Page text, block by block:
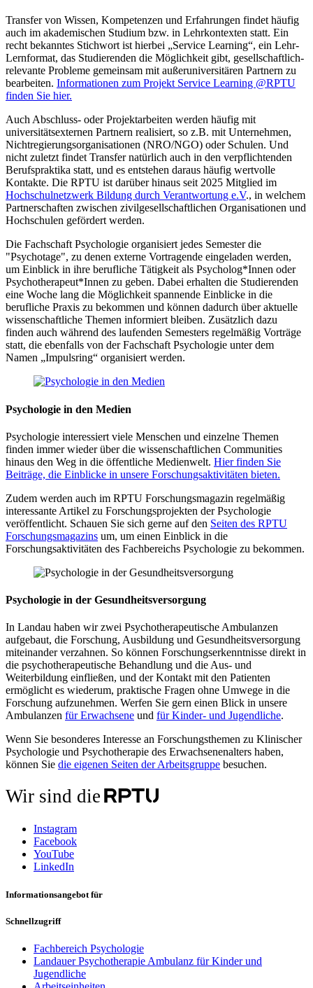
Transfer von Wissen, Kompetenzen und Erfahrungen findet häufig
auch im akademischen Studium bzw. in Lehrkontexten statt. Ein
recht bekanntes Stichwort ist hierbei „Service Learning“, ein Lehr-
Lernformat, das Studierenden die Möglichkeit gibt, gesellschaftlich-
relevante Probleme gemeinsam mit außeruniversitären Partnern zu
bearbeiten. Informationen zum Projekt Service Learning @RPTU
finden Sie hier.
Auch Abschluss- oder Projektarbeiten werden häufig mit
universitätsexternen Partnern realisiert, so z.B. mit Unternehmen,
Nichtregierungsorganisationen (NRO/NGO) oder Schulen. Und
nicht zuletzt findet Transfer natürlich auch in den verpflichtenden
Berufspraktika statt, und es entstehen daraus häufig wertvolle
Kontakte. Die RPTU ist darüber hinaus seit 2025 Mitglied im
Hochschulnetzwerk Bildung durch Verantwortung e.V., in welchem
Partnerschaften zwischen zivilgesellschaftlichen Organisationen und
Hochschulen gefördert werden.
Die Fachschaft Psychologie organisiert jedes Semester die
"Psychotage", zu denen externe Vortragende eingeladen werden,
um Einblick in ihre berufliche Tätigkeit als Psycholog*Innen oder
Psychotherapeut*Innen zu geben. Dabei erhalten die Studierenden
eine Woche lang die Möglichkeit spannende Einblicke in die
berufliche Praxis zu bekommen und können dadurch über aktuelle
wissenschaftliche Themen informiert bleiben. Zusätzlich dazu
finden auch während des laufenden Semesters regelmäßig Vorträge
statt, die ebenfalls von der Fachschaft Psychologie unter dem
Namen „Impulsring“ organisiert werden.
Psychologie in den Medien
Psychologie interessiert viele Menschen und einzelne Themen
finden immer wieder über die wissenschaftlichen Communities
hinaus den Weg in die öffentliche Medienwelt. Hier finden Sie
Beiträge, die Einblicke in unsere Forschungsaktivitäten bieten.
Zudem werden auch im RPTU Forschungsmagazin regelmäßig
interessante Artikel zu Forschungsprojekten der Psychologie
veröffentlicht. Schauen Sie sich gerne auf den Seiten des RPTU
Forschungsmagazins um, um einen Einblick in die
Forschungsaktivitäten des Fachbereichs Psychologie zu bekommen.
Psychologie in der Gesundheitsversorgung
In Landau haben wir zwei Psychotherapeutische Ambulanzen
aufgebaut, die Forschung, Ausbildung und Gesundheitsversorgung
miteinander verzahnen. So können Forschungserkenntnisse direkt in
die psychotherapeutische Behandlung und die Aus- und
Weiterbildung einfließen, und der Kontakt mit den Patienten
ermöglicht es wiederum, praktische Fragen ohne Umwege in die
Forschung aufzunehmen. Werfen Sie gern einen Blick in unsere
Ambulanzen für Erwachsene und für Kinder- und Jugendliche.
Wenn Sie besonderes Interesse an Forschungsthemen zu Klinischer
Psychologie und Psychotherapie des Erwachsenenalters haben,
können Sie die eigenen Seiten der Arbeitsgruppe besuchen.
Wir sind die
Instagram
Facebook
YouTube
LinkedIn
Informationsangebot für
Schnellzugriff
Fachbereich Psychologie
Landauer Psychotherapie Ambulanz für Kinder und
Jugendliche